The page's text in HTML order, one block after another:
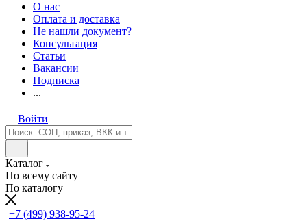
О нас
Оплата и доставка
Не нашли документ?
Консультация
Статьи
Вакансии
Подписка
...
Войти
Каталог
По всему сайту
По каталогу
+7 (499) 938-95-24